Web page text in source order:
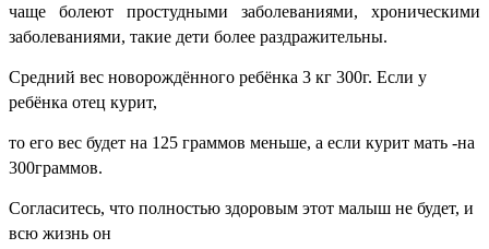
чаще болеют простудными заболеваниями, хроническими
заболеваниями, такие дети более раздражительны.
Средний вес новорождённого ребёнка 3 кг 300г. Если у
ребёнка отец курит,
то его вес будет на 125 граммов меньше, а если курит мать -на
300граммов.
Согласитесь, что полностью здоровым этот малыш не будет, и
всю жизнь он